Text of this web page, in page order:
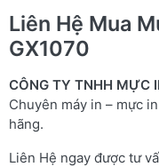
Liên Hệ Mua
GX1070
CÔNG TY TNHH MỰC
Chuyên máy in – mực
hãng.
Liên Hệ ngay được tư